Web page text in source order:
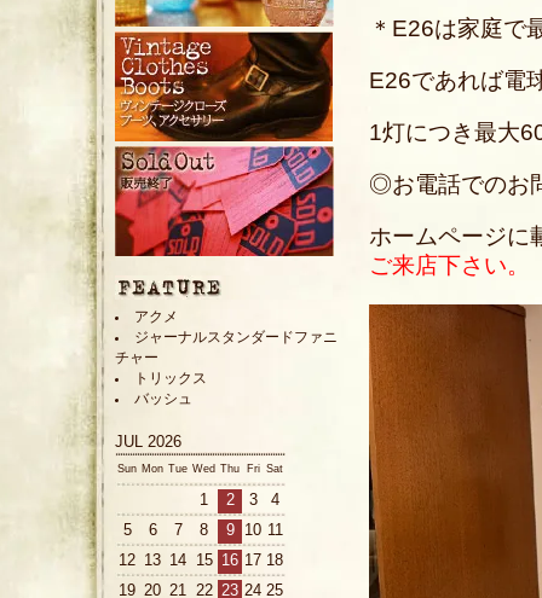
＊E26は家庭で
E26であれば電
1灯につき最大
◎お電話でのお
ホームページに
ご来店下さい。
アクメ
ジャーナルスタンダードファニ
チャー
トリックス
バッシュ
JUL 2026
Sun Mon Tue Wed Thu Fri Sat
1 2 3
4
5
6 7 8 9 10 11
12 13 14 15 16 17 18
19 20 21 22 23 24 25